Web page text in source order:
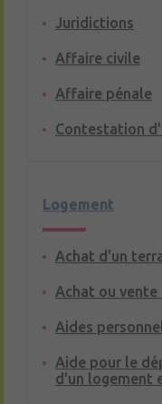
Juridictions
Affaire civile
Affaire pénale
Contestation
Logement
Achat d'un
Achat ou
Aides
Aide pour le
d'un logement